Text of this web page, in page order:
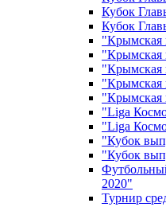
Кубок
Кубок
"Крымская
"Крымская
"Крымская
"Крымская
"Крымская
"Liga
"Liga
"Кубок
"Кубок
2020"
Турнир